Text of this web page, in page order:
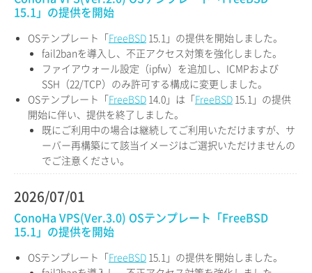
15.1」の提供を開始
OSテンプレート「FreeBSD 15.1」の提供を開始しました。
fail2banを導入し、不正アクセス対策を強化しました。
ファイアウォール設定（ipfw）を追加し、ICMPおよび
SSH（22/TCP）のみ許可する構成に変更しました。
OSテンプレート「FreeBSD 14.0」は「FreeBSD 15.1」の提供
開始に伴い、提供を終了しました。
既にご利用中の場合は継続してご利用いただけますが、サ
ーバー再構築にて該当イメージはご選択いただけませんの
でご注意ください。
2026/07/01
ConoHa VPS(Ver.3.0) OSテンプレート「FreeBSD
15.1」の提供を開始
OSテンプレート「FreeBSD 15.1」の提供を開始しました。